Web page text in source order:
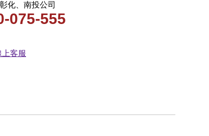
化、南投公司
075-555